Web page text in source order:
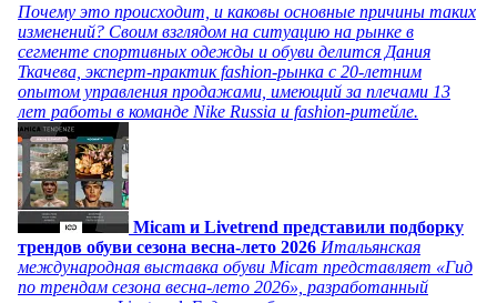
Почему это происходит, и каковы основные причины таких
изменений? Своим взглядом на ситуацию на рынке в
сегменте спортивных одежды и обуви делится Дания
Ткачева, эксперт-практик fashion-рынка с 20-летним
опытом управления продажами, имеющий за плечами 13
лет работы в команде Nike Russia и fashion-ритейле.
Micam и Livetrend представили подборку
трендов обуви сезона весна-лето 2026 Итальянская
международная выставка обуви Micam представляет «Гид
по трендам сезона весна-лето 2026», разработанный